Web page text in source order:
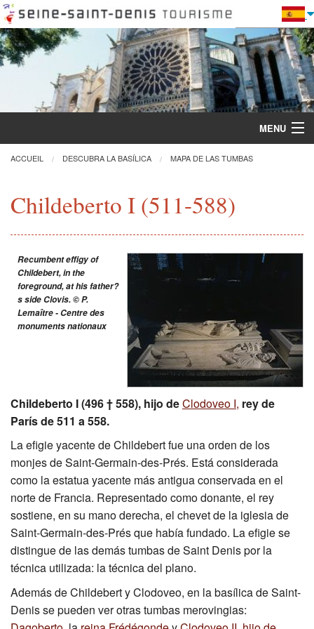
MENU
Descubra la Basílica
Práctica
Restauración
Excavación
ACCUEIL DESCUBRA LA BASÍLICA MAPA DE LAS TUMBAS
Childeberto I (511-588)
Recumbent effigy of
Childebert, in the
foreground, at his father?
s side Clovis. © P.
Lemaître - Centre des
monuments nationaux
Childeberto I (496 † 558), hijo deClodoveo I, rey de
París de 511 a 558.
La efigie yacente de Childebert fue una orden de los
monjes de Saint-Germain-des-Prés. Está considerada
como la estatua yacente más antigua conservada en el
norte de Francia. Representado como donante, el rey
sostiene, en su mano derecha, el chevet de la iglesia de
Saint-Germain-des-Prés que había fundado. La efigie se
distingue de las demás tumbas de Saint Denis por la
técnica utilizada: la técnica del plano.
Además de Childebert y Clodoveo, en la basílica de Saint-
Denis se pueden ver otras tumbas merovingias: